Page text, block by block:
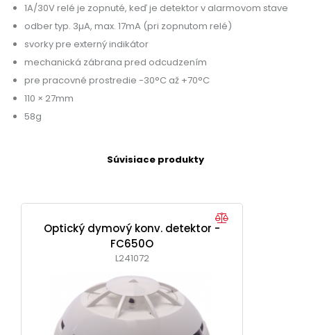
1A/30V relé je zopnuté, keď je detektor v alarmovom stave
odber typ. 3µA, max. 17mA (pri zopnutom relé)
svorky pre externý indikátor
mechanická zábrana pred odcudzením
pre pracovné prostredie -30°C až +70°C
110 × 27mm
58g
Súvisiace produkty
Optický dymový konv. detektor -
FC650O
L241072